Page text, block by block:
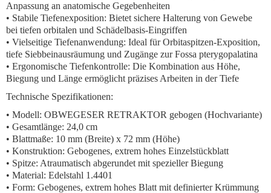
Anpassung an anatomische Gegebenheiten
• Stabile Tiefenexposition: Bietet sichere Halterung von Gewebe
bei tiefen orbitalen und Schädelbasis-Eingriffen
• Vielseitige Tiefenanwendung: Ideal für Orbitaspitzen-Exposition,
tiefe Siebbeinausräumung und Zugänge zur Fossa pterygopalatina
• Ergonomische Tiefenkontrolle: Die Kombination aus Höhe,
Biegung und Länge ermöglicht präzises Arbeiten in der Tiefe
Technische Spezifikationen:
• Modell: OBWEGESER RETRAKTOR gebogen (Hochvariante)
• Gesamtlänge: 24,0 cm
• Blattmaße: 10 mm (Breite) x 72 mm (Höhe)
• Konstruktion: Gebogenes, extrem hohes Einzelstückblatt
• Spitze: Atraumatisch abgerundet mit spezieller Biegung
• Material: Edelstahl 1.4401
• Form: Gebogenes, extrem hohes Blatt mit definierter Krümmung